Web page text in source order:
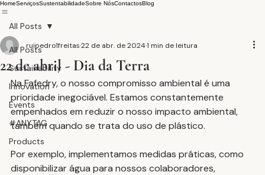
HomeServiçosSustentabilidadeSobre NósContactosBlog
All Posts
Sustainability
Innovation
Events
#ANYTAG
Products
All Posts
22 de abril - Dia da Terra
ruipedro1freitas22 de abr. de 20241 min de leitura
Na Fafedry, o nosso compromisso ambiental é uma
prioridade inegociável. Estamos constantemente
empenhados em reduzir o nosso impacto ambiental,
também quando se trata do uso de plástico.
Por exemplo, implementamos medidas práticas, como
disponibilizar água para nossos colaboradores,